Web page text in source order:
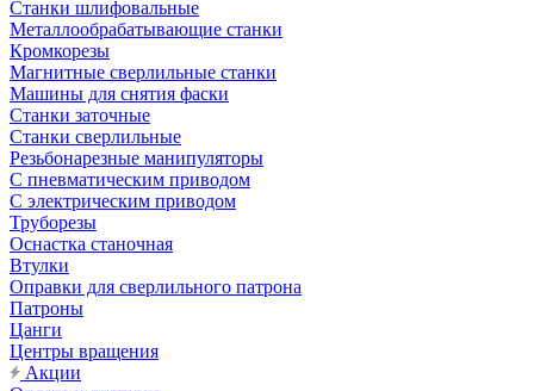
Станки шлифовальные
Металлообрабатывающие станки
Кромкорезы
Магнитные сверлильные станки
Машины для снятия фаски
Станки заточные
Станки сверлильные
Резьбонарезные манипуляторы
С пневматическим приводом
С электрическим приводом
Труборезы
Оснастка станочная
Втулки
Оправки для сверлильного патрона
Патроны
Цанги
Центры вращения
Акции